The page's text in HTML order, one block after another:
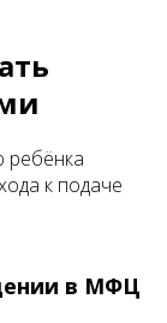
ребёнка
к подаче
в МФЦ